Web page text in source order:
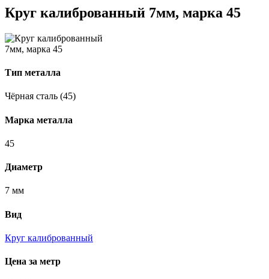
Круг калиброванный 7мм, марка 45
Тип металла
Чёрная сталь (45)
Марка металла
45
Диаметр
7 мм
Вид
Круг калиброванный
Цена за метр